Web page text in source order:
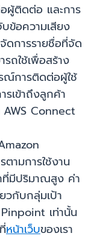
ผู้ติดต่อ และการ
ข้อความเสียง
ดการรายชื่อที่จัด
ถใช้เพื่อสร้าง
ณ์การติดต่อผู้ใช้
เข้าถึงลูกค้า
AWS Connect
ามการใช้งาน
ที่มีปริมาณสูง ค่า
วกับกลุ่มเป้า
เท่านั้น
หน้าเว็บของเรา